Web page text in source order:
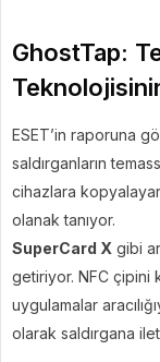
GhostTap:
ESET’in raporuna
saldırganların
cihazlara
olanak tanıyor.
SuperCard X gibi
getiriyor. NFC çipini
uygulamalar
olarak saldırgana